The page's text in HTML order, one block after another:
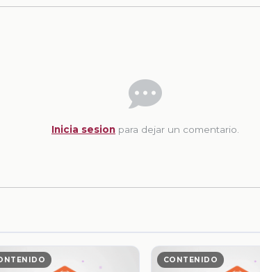
Inicia sesion para dejar un comentario.
CONTENIDO